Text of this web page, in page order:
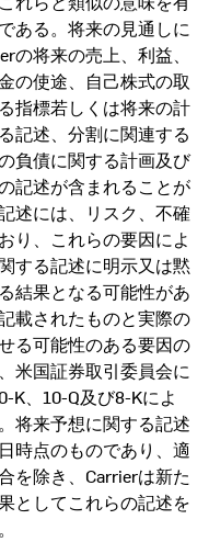
ある。将来の見通しに
の将来の売上、利益、
の使途、自己株式の取
指標若しくは将来の計
記述、分割に関連する
負債に関する計画及び
記述が含まれることが
述には、リスク、不確
り、これらの要因によ
する記述に明示又は黙
結果となる可能性があ
載されたものと実際の
る可能性のある要因の
米国証券取引委員会に
K、10-Q及び8-Kによ
将来予想に関する記述
時点のものであり、適
を除き、Carrierは新た
としてこれらの記述を